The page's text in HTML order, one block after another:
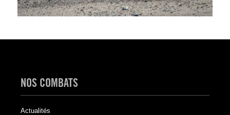
NOS COMBATS
Actualités